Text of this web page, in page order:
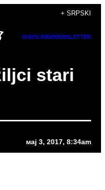
+ SRPSKI
SUBSCRIBENEWSLETTER
stari
мај 3, 2017, 8:34am